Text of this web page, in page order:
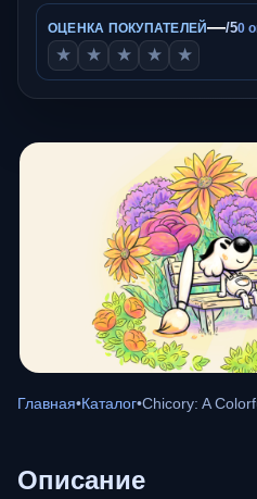
ОЦЕНКА ПОКУПАТЕЛЕЙ—/50
★ ★ ★ ★ ★
Главная•Каталог•Chicory: A
Описание